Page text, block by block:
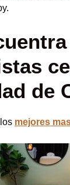
de
mejores